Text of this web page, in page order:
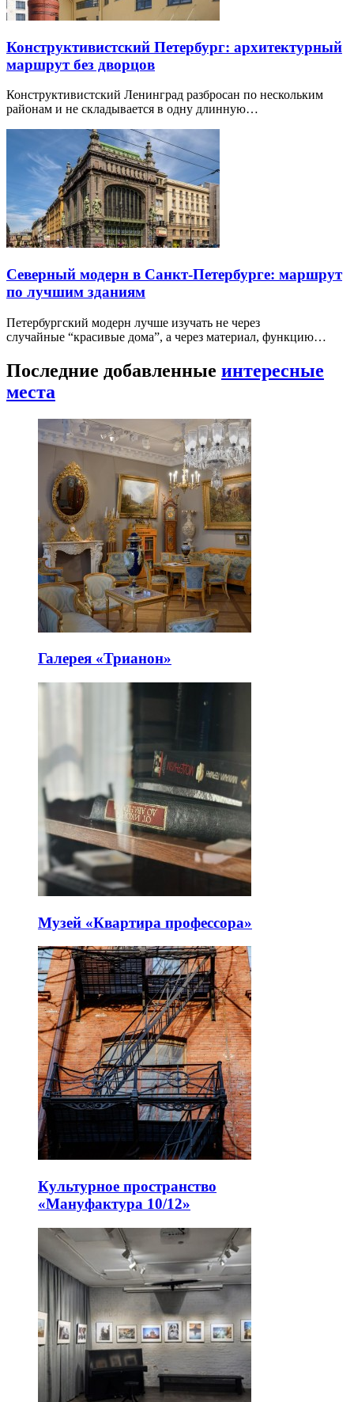
Конструктивистский Петербург: архитектурный
маршрут без дворцов
Конструктивистский Ленинград разбросан по нескольким
районам и не складывается в одну длинную…
Северный модерн в Санкт-Петербурге: маршрут
по лучшим зданиям
Петербургский модерн лучше изучать не через
случайные “красивые дома”, а через материал, функцию…
Последние добавленные интересные
места
Галерея «Трианон»
Музей «Квартира профессора»
Культурное пространство
«Мануфактура 10/12»